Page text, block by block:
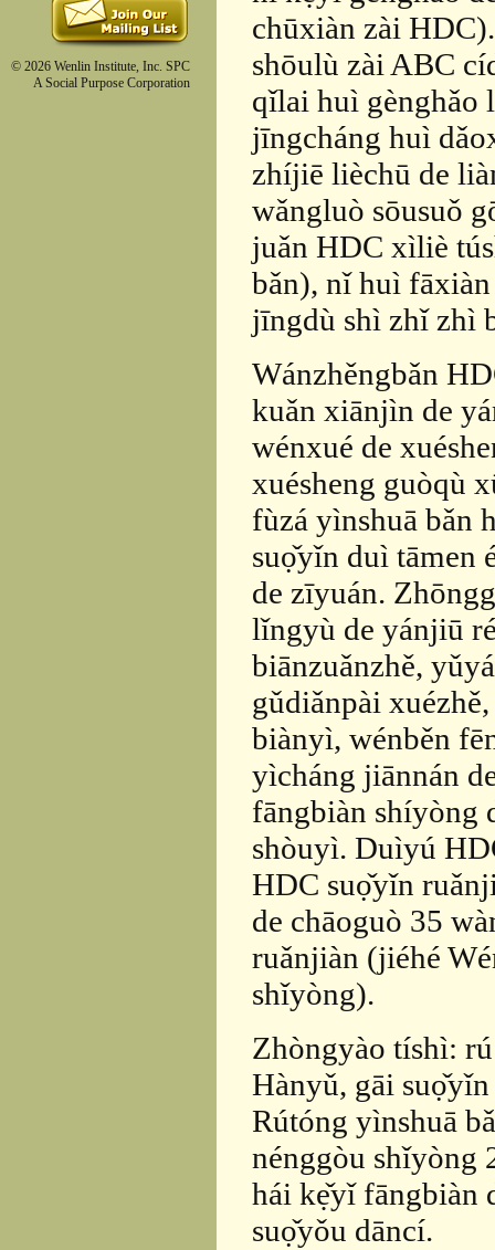
© 2026 Wenlin Institute, Inc. SPC
A Social Purpose Corporation
chūxiàn zài
shōulù zài ABC
qǐlai huì gènghǎo
jīngcháng huì
zhíjiē lièchū de
wǎngluò sōusuǒ
juǎn HDC xìliè
bǎn), nǐ huì
jīngdù shì zhǐ zhì
Wánzhěngbǎn
kuǎn xiānjìn de
wénxué de
xuésheng guòqù
fùzá yìnshuā bǎn
suọ̌yǐn duì tāmen
de zīyuán.
lǐngyù de yánjiū
biānzuǎnzhě,
gǔdiǎnpài
biànyì, wénběn
yìcháng jiānnán
fāngbiàn shíyòng
shòuyì. Duìyú
HDC suọ̌yǐn
de chāoguò 35
ruǎnjiàn (jiéhé
shǐyòng).
Zhòngyào tíshì:
Hànyǔ, gāi
Rútóng yìnshuā
nénggòu shǐyòng
hái kẹ̌yǐ fāngbiàn
suọ̌yǒu dāncí.